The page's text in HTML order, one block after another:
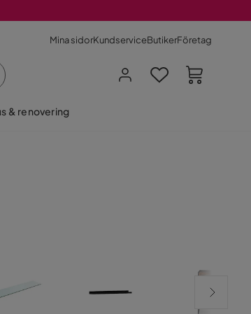
Mina sidorKundserviceButikerFöretag
& renovering